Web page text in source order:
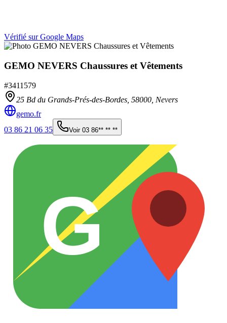
Vérifié sur Google Maps
GEMO NEVERS Chaussures et Vêtements
#3411579
25 Bd du Grands-Prés-des-Bordes, 58000 Nevers
gemo.fr
03 86 21 06 35
Voir 03 86** ** **
G